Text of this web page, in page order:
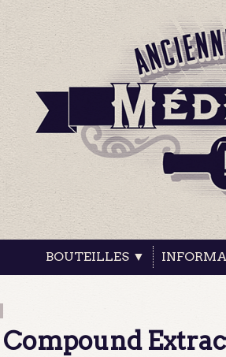
BOUTEILLES ▼